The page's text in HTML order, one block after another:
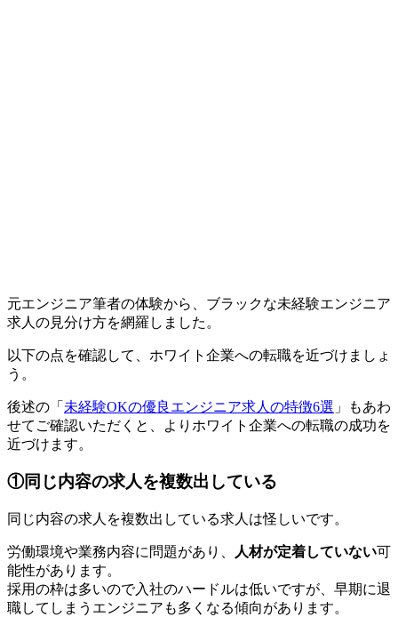
元エンジニア筆者の体験から、ブラックな未経験エンジニア
求人の見分け方を網羅しました。
以下の点を確認して、ホワイト企業への転職を近づけましょ
う。
後述の「 未経験OKの優良エンジニア求人の特徴6選 」もあわ
せてご確認いただくと、よりホワイト企業への転職の成功を
近づけます。
①同じ内容の求人を複数出している
同じ内容の求人を複数出している求人は怪しいです。
労働環境や業務内容に問題があり、 人材が定着していない可
能性があります。
採用の枠は多いので入社のハードルは低いですが、早期に退
職してしまうエンジニアも多くなる傾向があります。